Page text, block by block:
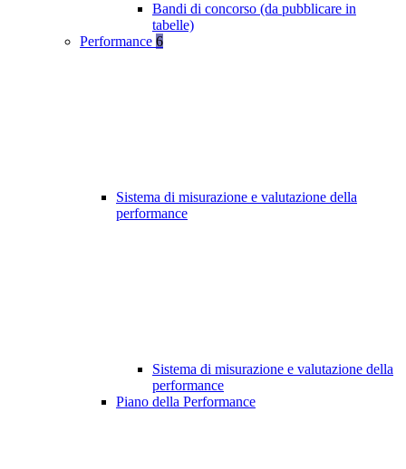
Bandi di concorso (da pubblicare in
tabelle)
Performance 6
Sistema di misurazione e valutazione della
performance
Sistema di misurazione e valutazione della
performance
Piano della Performance